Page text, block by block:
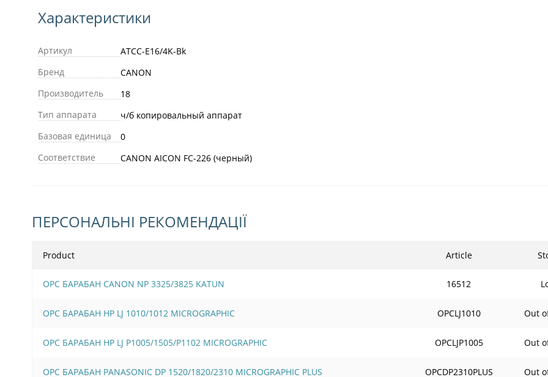
Характеристики
Артикул
ATCC-E16/4K-Bk
Бренд
CANON
Производитель
18
Тип аппарата
ч/б копировальный аппарат
Базовая единица
0
Соответствие
CANON AICON FC-226 (черный)
ПЕРСОНАЛЬНІ РЕКОМЕНДАЦІЇ
Product Article
OPC БАРАБАН CANON NP 3325/3825 KATUN 16512
OPC БАРАБАН HP LJ 1010/1012 MICROGRAPHIC OPCLJ1010 Out
OPC БАРАБАН HP LJ P1005/1505/Р1102 MICROGRAPHIC OPCLJP1005 Out
OPC БАРАБАН PANASONIC DP 1520/1820/2310 MICROGRAPHIC PLUS OPCDP2310PLUS Out